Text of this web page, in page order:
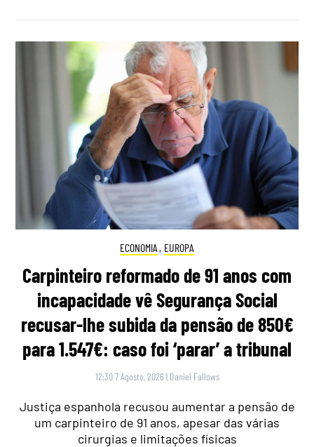
ECONOMIA , EUROPA
Carpinteiro reformado de 91 anos com
incapacidade vê Segurança Social
recusar-lhe subida da pensão de 850€
para 1.547€: caso foi ‘parar’ a tribunal
12:30 7 Agosto, 2026 | Daniel Fallows
Justiça espanhola recusou aumentar a pensão de
um carpinteiro de 91 anos, apesar das várias
cirurgias e limitações físicas